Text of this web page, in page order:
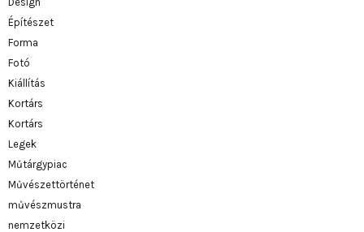
Építészet
Forma
Fotó
Kiállítás
Kortárs
Kortárs
Legek
Műtárgypiac
Művészettörténet
művészmustra
nemzetközi